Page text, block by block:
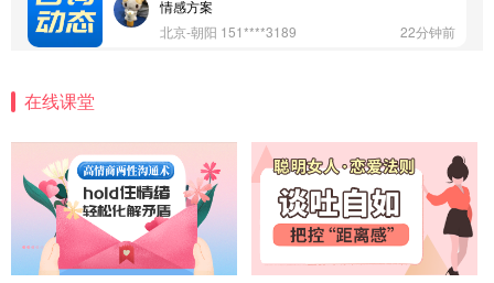
微信用户 巧?媚儿 通过此页面咨询，已获得专属情感
广东-广州 188****5632
12分钟前
微信用户 司马锘 通过此页面咨询，已获得专属情感
方案
湖北-武汉 135****7410
41分钟前
微信用户 困困魚? 通过此页面咨询，已获得专属情感
方案
在线课堂